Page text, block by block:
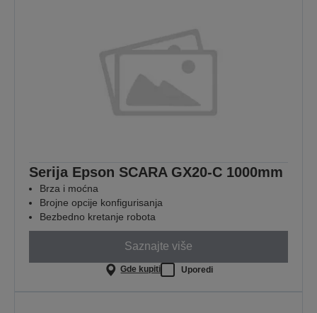
Serija Epson SCARA GX20-C 1000mm
Brza i moćna
Brojne opcije konfigurisanja
Bezbedno kretanje robota
Saznajte više
Gde kupiti Uporedi